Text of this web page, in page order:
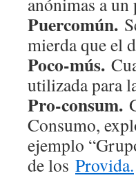
Puercomún.
mierda que el
Poco-mús.
utilizada para
Pro-consum.
Consumo,
ejemplo
de los Provida.